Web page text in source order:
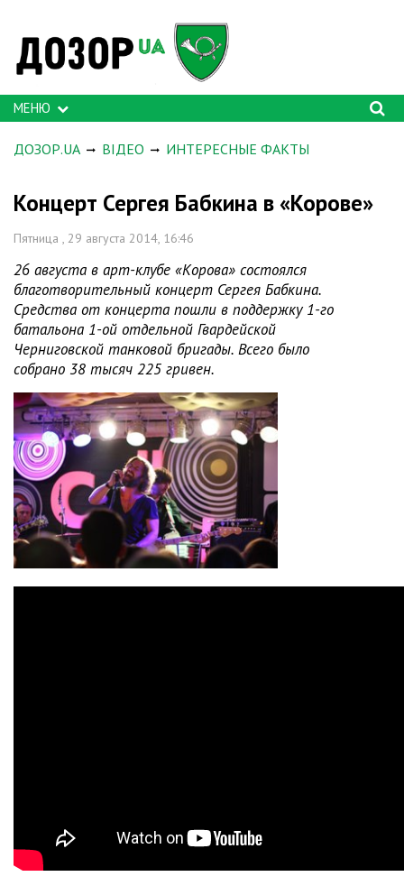
МЕНЮ
ДОЗОР.UA ВІДЕО ИНТЕРЕСНЫЕ ФАКТЫ
Концерт Сергея Бабкина в «Корове»
Пятница , 29 августа 2014, 16:46
26 августа в арт-клубе «Корова» состоялся
благотворительный концерт Сергея Бабкина.
Средства от концерта пошли в поддержку 1-го
батальона 1-ой отдельной Гвардейской
Черниговской танковой бригады. Всего было
собрано 38 тысяч 225 гривен.